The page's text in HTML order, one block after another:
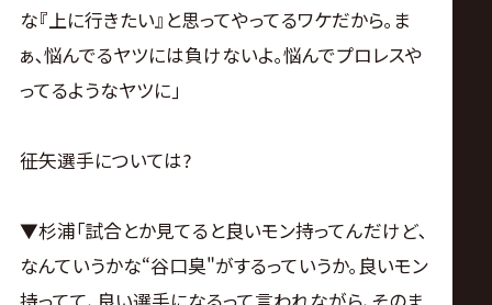
な『上に行きたい』と思ってやってるワケだから｡ま
ぁ､悩んでるヤツには負けないよ｡悩んでプロレスや
ってるようなヤツに｣
――征矢選手については?
▼杉浦｢試合とか見てると良いモン持ってんだけど､
なんていうかな“谷口臭"がするっていうか｡良いモン